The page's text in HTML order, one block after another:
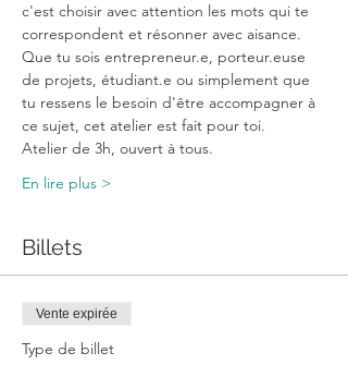
c'est choisir avec attention les mots qui te
correspondent et résonner avec aisance.
Que tu sois entrepreneur.e, porteur.euse
de projets, étudiant.e ou simplement que
tu ressens le besoin d'être accompagner à
ce sujet, cet atelier est fait pour toi.
Atelier de 3h, ouvert à tous.
En lire plus >
Billets
Vente expirée
Type de billet